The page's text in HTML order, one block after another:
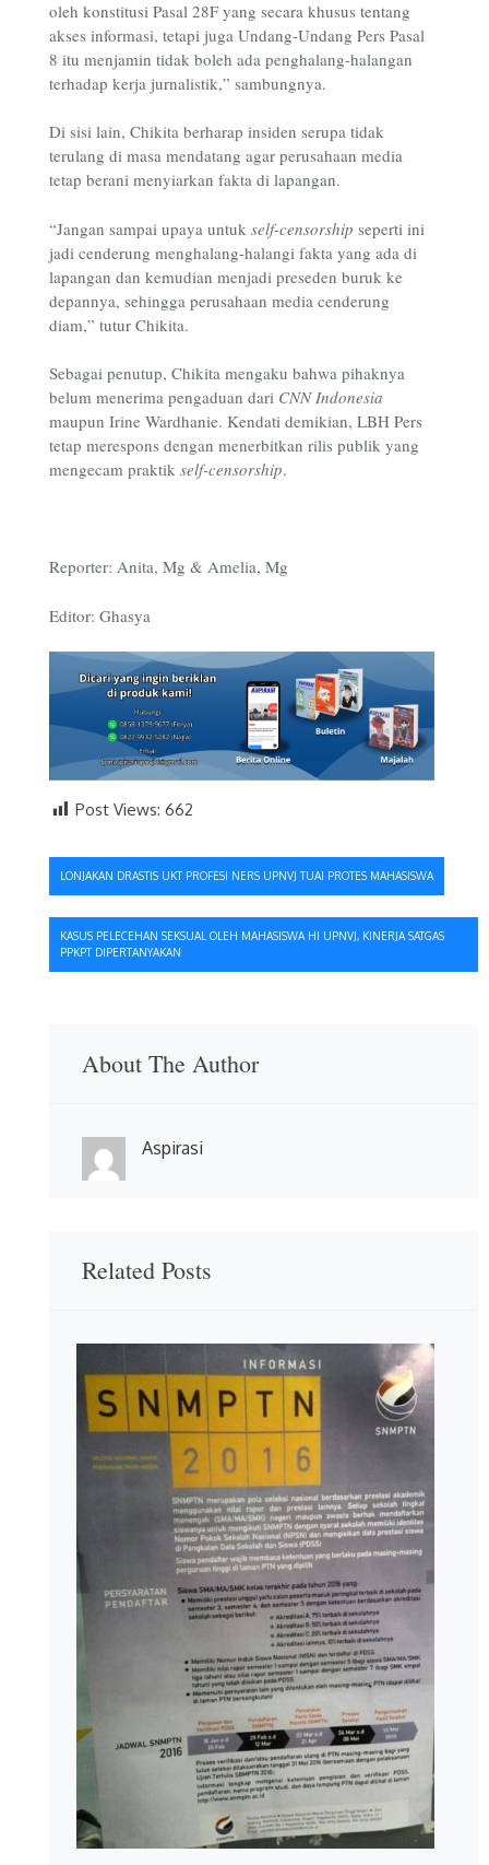
oleh konstitusi Pasal 28F yang secara khusus tentang
akses informasi, tetapi juga Undang-Undang Pers Pasal
8 itu menjamin tidak boleh ada penghalang-halangan
terhadap kerja jurnalistik,” sambungnya.
Di sisi lain, Chikita berharap insiden serupa tidak
terulang di masa mendatang agar perusahaan media
tetap berani menyiarkan fakta di lapangan.
“Jangan sampai upaya untuk self-censorship seperti ini
jadi cenderung menghalang-halangi fakta yang ada di
lapangan dan kemudian menjadi preseden buruk ke
depannya, sehingga perusahaan media cenderung
diam,” tutur Chikita.
Sebagai penutup, Chikita mengaku bahwa pihaknya
belum menerima pengaduan dari CNN Indonesia
maupun Irine Wardhanie. Kendati demikian, LBH Pers
tetap merespons dengan menerbitkan rilis publik yang
mengecam praktik self-censorship.
Reporter: Anita, Mg & Amelia, Mg
Editor: Ghasya
Post Views: 662
Navigasi
pos
LONJAKAN DRASTIS UKT PROFESI NERS UPNVJ TUAI PROTES MAHASISWA
KASUS PELECEHAN SEKSUAL OLEH MAHASISWA HI UPNVJ, KINERJA SATGAS
PPKPT DIPERTANYAKAN
About The Author
Aspirasi
Related Posts